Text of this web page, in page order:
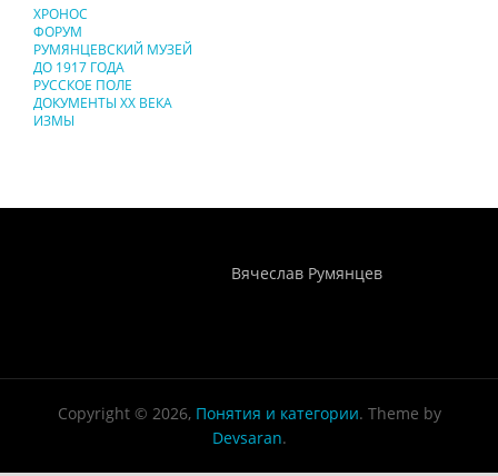
ХРОНОС
ФОРУМ
РУМЯНЦЕВСКИЙ МУЗЕЙ
ДО 1917 ГОДА
РУССКОЕ ПОЛЕ
ДОКУМЕНТЫ XX ВЕКА
ИЗМЫ
Вячеслав Румянцев
Copyright © 2026, Понятия и категории. Theme by
Devsaran.